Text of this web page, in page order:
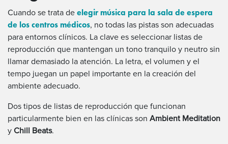
Cuando se trata de elegir música para la sala de espera
de los centros médicos, no todas las pistas son adecuadas
para entornos clínicos. La clave es seleccionar listas de
reproducción que mantengan un tono tranquilo y neutro sin
llamar demasiado la atención. La letra, el volumen y el
tempo juegan un papel importante en la creación del
ambiente adecuado.
Dos tipos de listas de reproducción que funcionan
particularmente bien en las clínicas son Ambient Meditation
y Chill Beats.